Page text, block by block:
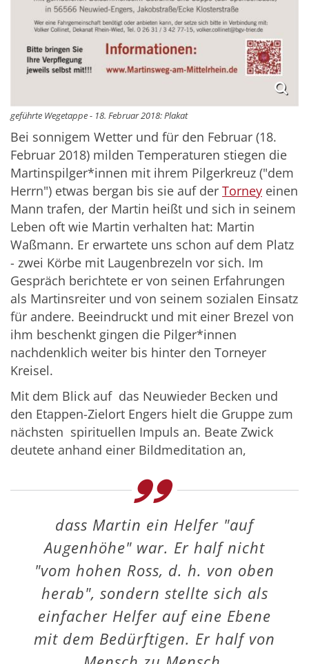
geführte Wegetappe - 18. Februar 2018: Plakat
Bei sonnigem Wetter und für den Februar (18.
Februar 2018) milden Temperaturen stiegen die
Martinspilger*innen mit ihrem Pilgerkreuz ("dem
Herrn") etwas bergan bis sie auf der Torney einen
Mann trafen, der Martin heißt und sich in seinem
Leben oft wie Martin verhalten hat: Martin
Waßmann. Er erwartete uns schon auf dem Platz
- zwei Körbe mit Laugenbrezeln vor sich. Im
Gespräch berichtete er von seinen Erfahrungen
als Martinsreiter und von seinem sozialen Einsatz
für andere. Beeindruckt und mit einer Brezel von
ihm beschenkt gingen die Pilger*innen
nachdenklich weiter bis hinter den Torneyer
Kreisel.
Mit dem Blick auf das Neuwieder Becken und
den Etappen-Zielort Engers hielt die Gruppe zum
nächsten spirituellen Impuls an. Beate Zwick
deutete anhand einer Bildmeditation an,
dass Martin ein Helfer "auf
Augenhöhe" war. Er half nicht
"vom hohen Ross, d. h. von oben
herab", sondern stellte sich als
einfacher Helfer auf eine Ebene
mit dem Bedürftigen. Er half von